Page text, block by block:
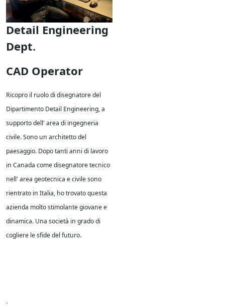
Detail Engineering
Dept.
CAD Operator
Ricopro il ruolo di disegnatore del
Dipartimento Detail Engineering, a
supporto dell' area di ingegneria
civile. Sono un architetto del
paesaggio. Dopo tanti anni di lavoro
in Canada come disegnatore tecnico
nell' area geotecnica e civile sono
rientrato in Italia, ho trovato questa
azienda molto stimolante giovane e
dinamica. Una società in grado di
cogliere le sfide del futuro.
.